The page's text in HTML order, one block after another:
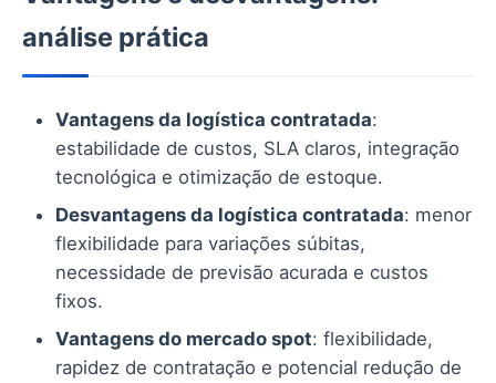
análise prática
Vantagens da logística contratada:
estabilidade de custos, SLA claros, integração
tecnológica e otimização de estoque.
Desvantagens da logística contratada: menor
flexibilidade para variações súbitas,
necessidade de previsão acurada e custos
fixos.
Vantagens do mercado spot: flexibilidade,
rapidez de contratação e potencial redução de